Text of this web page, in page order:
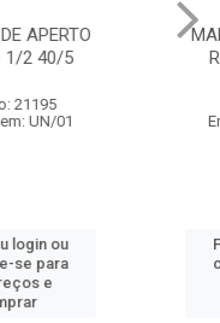
MANDRIL DE APERTO
RAPIDO 3/8 50/5
Código: 21196
Embalagem: UN/01
Faça seu login ou
cadastre-se para
ver preços e